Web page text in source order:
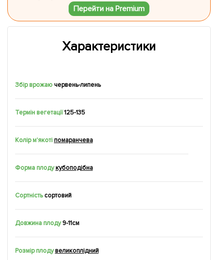
Перейти на Premium
Характеристики
Збір врожаючервень-липень
Термін вегетації 125-135
Колір м'якоті помаранчева
Форма плодукубоподібна
Сортність сортовий
Довжина плоду 9-11см
Розмір плодувеликоплідний